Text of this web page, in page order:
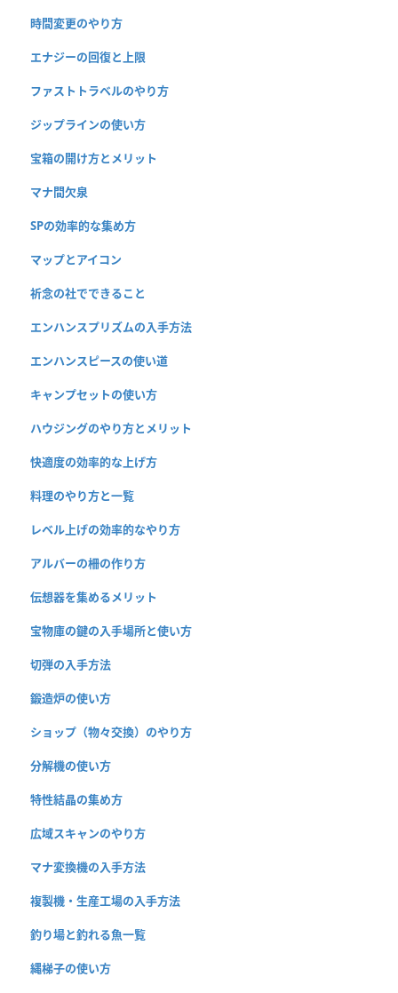
時間変更のやり方
エナジーの回復と上限
ファストトラベルのやり方
ジップラインの使い方
宝箱の開け方とメリット
マナ間欠泉
SPの効率的な集め方
マップとアイコン
祈念の社でできること
エンハンスプリズムの入手方法
エンハンスピースの使い道
キャンプセットの使い方
ハウジングのやり方とメリット
快適度の効率的な上げ方
料理のやり方と一覧
レベル上げの効率的なやり方
アルバーの柵の作り方
伝想器を集めるメリット
宝物庫の鍵の入手場所と使い方
切弾の入手方法
鍛造炉の使い方
ショップ（物々交換）のやり方
分解機の使い方
特性結晶の集め方
広域スキャンのやり方
マナ変換機の入手方法
複製機・生産工場の入手方法
釣り場と釣れる魚一覧
縄梯子の使い方